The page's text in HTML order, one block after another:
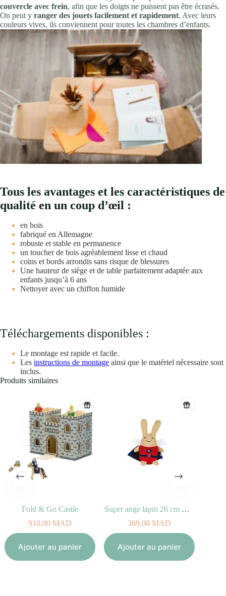
couvercle avec frein, afin que les doigts ne puissent pas être écrasés.
On peut y ranger des jouets facilement et rapidement. Avec leurs
couleurs vives, ils conviennent pour toutes les chambres d’enfants.
Tous les avantages et les caractéristiques de
qualité en un coup d’œil :
en bois
fabriqué en Allemagne
robuste et stable en permanence
un toucher de bois agréablement lisse et chaud
coins et bords arrondis sans risque de blessures
Une hauteur de siège et de table parfaitement adaptée aux
enfants jusqu’à 6 ans
Nettoyer avec un chiffon humide
Téléchargements disponibles :
Le montage est rapide et facile.
Les instructions de montage ainsi que le matériel nécessaire sont
inclus.
Produits similaires
Fold & Go Castle
910,00MAD
Ajouter au panier
Super ange lapin 26 cm Rouge
389,00MAD
Ajouter au panier